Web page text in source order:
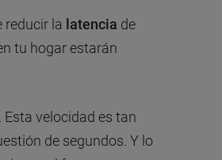
reducir la latencia de
tu hogar estarán
Esta velocidad es tan
de segundos. Y lo